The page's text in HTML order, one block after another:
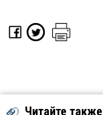
Читайте также